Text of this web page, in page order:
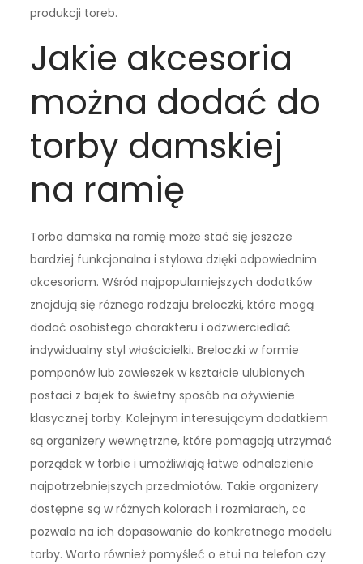
produkcji toreb.
Jakie akcesoria
można dodać do
torby damskiej
na ramię
Torba damska na ramię może stać się jeszcze
bardziej funkcjonalna i stylowa dzięki odpowiednim
akcesoriom. Wśród najpopularniejszych dodatków
znajdują się różnego rodzaju breloczki, które mogą
dodać osobistego charakteru i odzwierciedlać
indywidualny styl właścicielki. Breloczki w formie
pomponów lub zawieszek w kształcie ulubionych
postaci z bajek to świetny sposób na ożywienie
klasycznej torby. Kolejnym interesującym dodatkiem
są organizery wewnętrzne, które pomagają utrzymać
porządek w torbie i umożliwiają łatwe odnalezienie
najpotrzebniejszych przedmiotów. Takie organizery
dostępne są w różnych kolorach i rozmiarach, co
pozwala na ich dopasowanie do konkretnego modelu
torby. Warto również pomyśleć o etui na telefon czy